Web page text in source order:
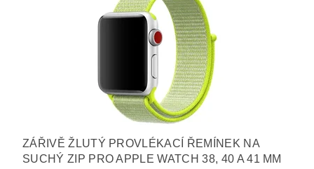
ZÁŘIVĚ ŽLUTÝ PROVLÉKACÍ ŘEMÍNEK NA
SUCHÝ ZIP PRO APPLE WATCH 38, 40 A 41 MM